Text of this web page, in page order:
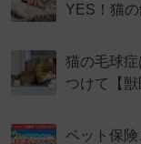
YES！猫
猫の毛球
つけて【獣
ペット保